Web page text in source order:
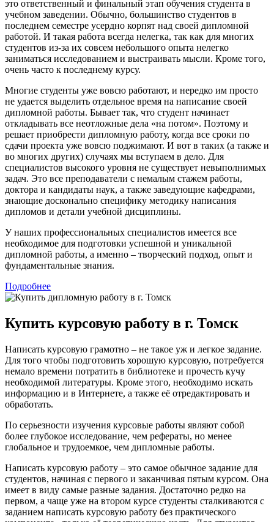
это ответственный и финальный этап обучения студента в
учебном заведении. Обычно, большинство студентов в
последнем семестре усердно корпят над своей дипломной
работой. И такая работа всегда нелегка, так как для многих
студентов из-за их совсем небольшого опыта нелегко
заниматься исследованием и выстраивать мысли. Кроме того,
очень часто к последнему курсу.
Многие студенты уже вовсю работают, и нередко им просто
не удается выделить отдельное время на написание своей
дипломной работы. Бывает так, что студент начинает
откладывать все неотложные дела «на потом». Поэтому и
решает приобрести дипломную работу, когда все сроки по
сдачи проекта уже вовсю поджимают. И вот в таких (а также и
во многих других) случаях мы вступаем в дело. Для
специалистов высокого уровня не существует невыполнимых
задач. Это все преподаватели с немалым стажем работы,
доктора и кандидаты наук, а также заведующие кафедрами,
знающие досконально специфику методику написания
дипломов и детали учебной дисциплины.
У наших профессиональных специалистов имеется все
необходимое для подготовки успешной и уникальной
дипломной работы, а именно – творческий подход, опыт и
фундаментальные знания.
Подробнее
Купить курсовую работу в г. Томск
Написать курсовую грамотно – не такое уж и легкое задание.
Для того чтобы подготовить хорошую курсовую, потребуется
немало времени потратить в библиотеке и прочесть кучу
необходимой литературы. Кроме этого, необходимо искать
информацию и в Интернете, а также её отредактировать и
обработать.
По серьезности изучения курсовые работы являют собой
более глубокое исследование, чем рефераты, но менее
глобальное и трудоемкое, чем дипломные работы.
Написать курсовую работу – это самое обычное задание для
студентов, начиная с первого и заканчивая пятым курсом. Она
имеет в виду самые разные задания. Достаточно редко на
первом, а чаще уже на втором курсе студенты сталкиваются с
заданием написать курсовую работу без практического